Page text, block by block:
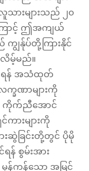
ားများသည် ၂၀
ောင့် ဤအကျယ်
ကျွန်ုပ်တို့ကြားနိုင်
လိမ့်မည်။
ရန် အသံထုတ်
က္ခဏာများကို
ကိုက်ညီအောင်
ကားများကို
းဆွဲခြင်းတို့တွင် ပိုမို
န် စွမ်းအား
ကန်သော အမြင့်